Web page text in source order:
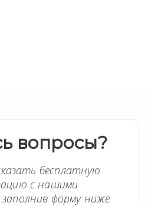
вопросы?
бесплатную
с нашими
форму ниже